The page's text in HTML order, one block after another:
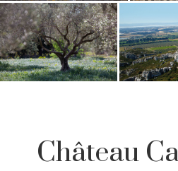
Château